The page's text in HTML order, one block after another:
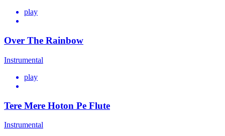
play
Over The Rainbow
Instrumental
play
Tere Mere Hoton Pe Flute
Instrumental